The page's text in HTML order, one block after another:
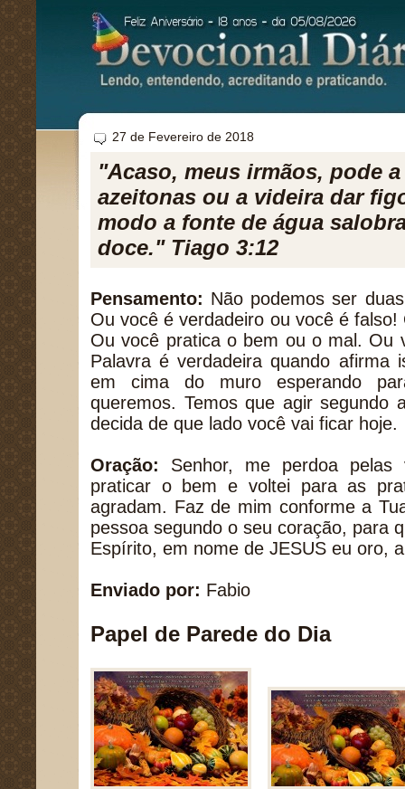
27 de Fevereiro de 2018
"Acaso, meus irmãos, pode
azeitonas ou a videira dar
modo a fonte de água
doce." Tiago 3:12
Pensamento: Não podemos ser
Ou você é verdadeiro ou você é
Ou você pratica o bem ou o mal. Ou
Palavra é verdadeira quando afirma
em cima do muro esperando
queremos. Temos que agir segundo
decida de que lado você vai ficar hoje.
Oração: Senhor, me perdoa
praticar o bem e voltei para as
agradam. Faz de mim conforme a
pessoa segundo o seu coração, para
Espírito, em nome de JESUS eu oro,
Enviado por: Fabio
Papel de Parede do Dia